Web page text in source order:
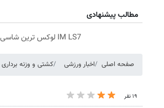
مطالب پیشنهادی
IM LS7 لوکس ترین شاسی بلند برقی ایران
صفحه اصلی اخبار ورزشی کشتی و وزنه‌ برداری
۱۹ نفر